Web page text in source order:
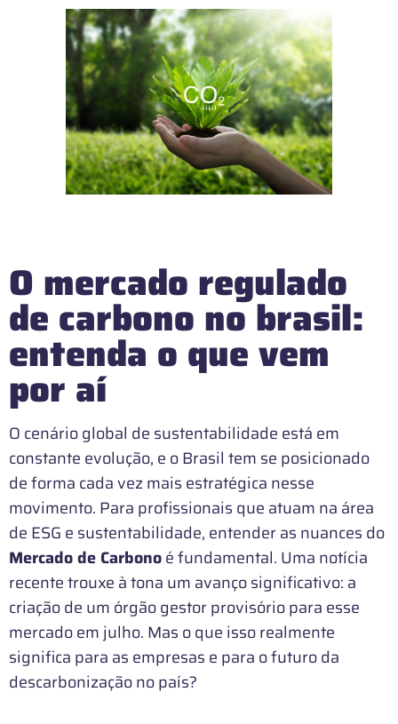
O mercado regulado
de carbono no brasil:
entenda o que vem
por aí
O cenário global de sustentabilidade está em
constante evolução, e o Brasil tem se posicionado
de forma cada vez mais estratégica nesse
movimento. Para profissionais que atuam na área
de ESG e sustentabilidade, entender as nuances do
Mercado de Carbonoé fundamental. Uma notícia
recente trouxe à tona um avanço significativo: a
criação de um órgão gestor provisório para esse
mercado em julho. Mas o que isso realmente
significa para as empresas e para o futuro da
descarbonização no país?